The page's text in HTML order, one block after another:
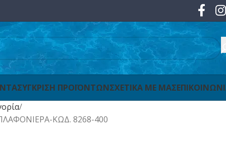
ΣΥΓΚΡΙΣΗ ΠΡΟΪΟΝΤΩΝΣΧΕΤΙΚΑ ΜΕ ΜΑΣ
ΚΩΔ. 8268-400